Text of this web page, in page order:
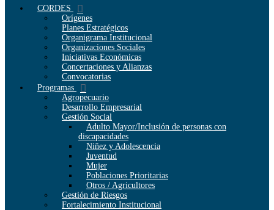
CORDES
Orígenes
Planes Estratégicos
Organigrama Institucional
Organizaciones Sociales
Iniciativas Económicas
Concertaciones y Alianzas
Convocatorias
Programas
Agropecuario
Desarrollo Empresarial
Gestión Social
Adulto Mayor/Inclusión de personas con
discapacidades
Niñez y Adolescencia
Juventud
Mujer
Poblaciones Prioritarias
Otros / Agricultores
Gestión de Riesgos
Fortalecimiento Institucional